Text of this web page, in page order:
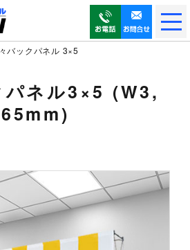
メ
ニ
ュ
開
バックパネル 3×5
パネル3×5 (W3,